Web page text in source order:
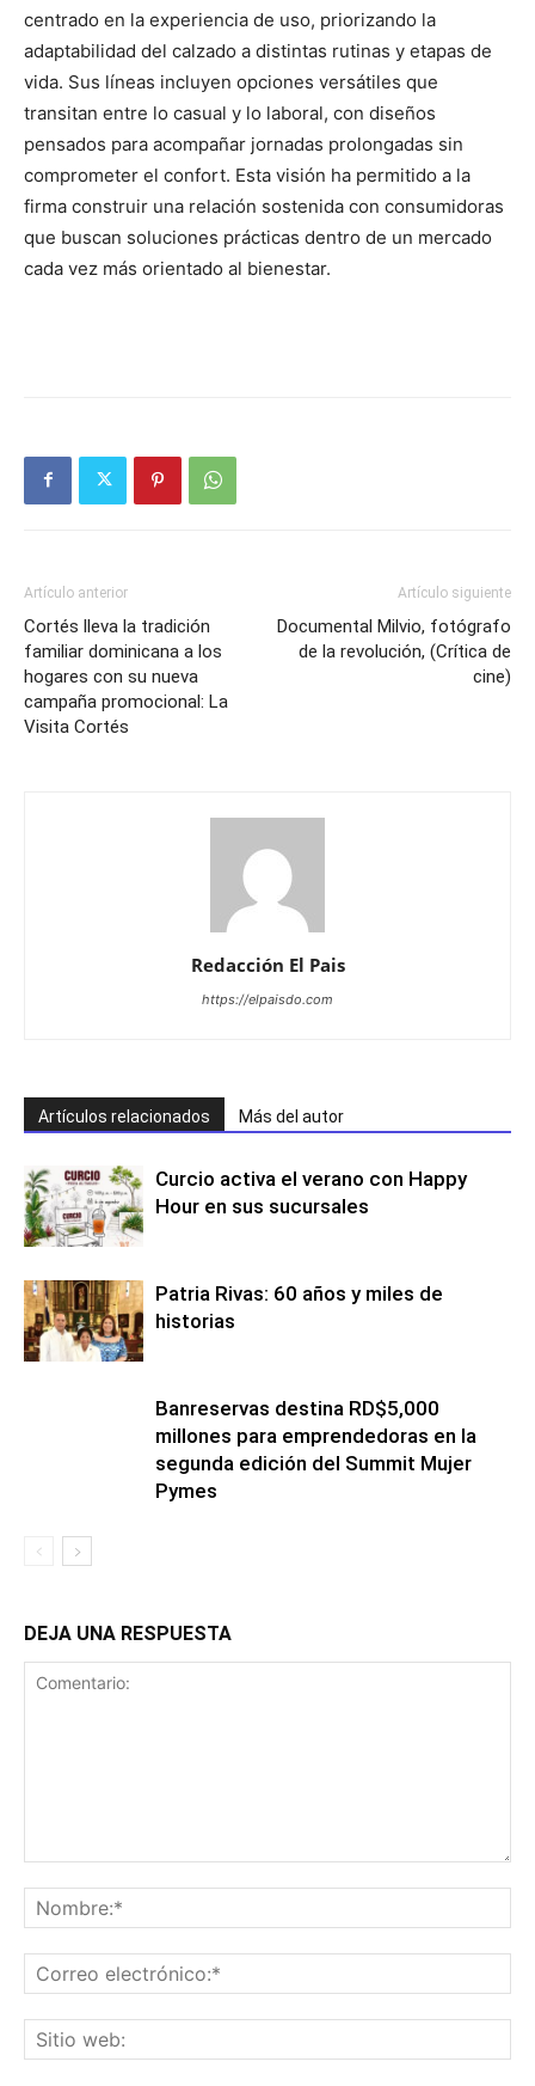
centrado en la experiencia de uso, priorizando la
adaptabilidad del calzado a distintas rutinas y etapas de
vida. Sus líneas incluyen opciones versátiles que
transitan entre lo casual y lo laboral, con diseños
pensados para acompañar jornadas prolongadas sin
comprometer el confort. Esta visión ha permitido a la
firma construir una relación sostenida con consumidoras
que buscan soluciones prácticas dentro de un mercado
cada vez más orientado al bienestar.
Artículo anterior
Cortés lleva la tradición
familiar dominicana a los
hogares con su nueva
campaña promocional: La
Visita Cortés
Artículo siguiente
Documental Milvio, fotógrafo
de la revolución, (Crítica de
cine)
Redacción El Pais
https://elpaisdo.com
Artículos relacionados Más del autor
Curcio activa el verano con Happy
Hour en sus sucursales
Patria Rivas: 60 años y miles de
historias
Banreservas destina RD$5,000
millones para emprendedoras en la
segunda edición del Summit Mujer
Pymes
DEJA UNA RESPUESTA